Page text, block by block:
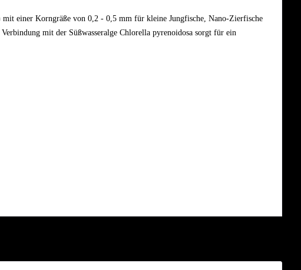
einer Korngräße von 0,2 - 0,5 mm für kleine Jungfische, Nano-Zierfische
mit der Süßwasseralge Chlorella pyrenoidosa sorgt für ein